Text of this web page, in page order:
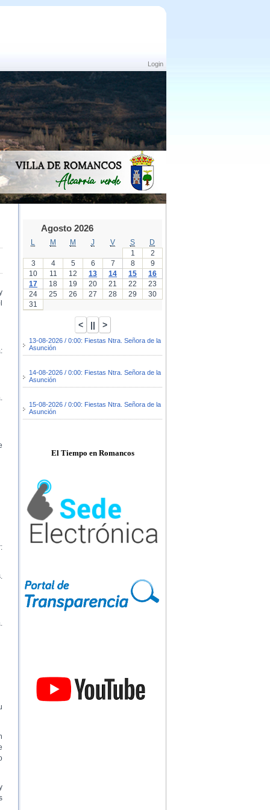
Login
Agosto 2026
M M J V S
D
1
2
3
4 5 6 7 8
9
10
11 12 13 14 15
16
17
18 19 20 21 22
23
24
25 26 27 28 29
30
31
13-08-2026 / 0:00: Fiestas Ntra. Señora de la
Asunción
14-08-2026 / 0:00: Fiestas Ntra. Señora de la
Asunción
15-08-2026 / 0:00: Fiestas Ntra. Señora de la
Asunción
El Tiempo en Romancos